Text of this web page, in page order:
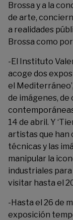
Brossa y a la
de arte,
a realidades
Brossa como
-El Instituto
acoge dos
el Mediterráneo
de imágenes, de
14 de abril. Y ‘
artistas que han
técnicas y las
manipular la
industriales
visitar hasta el
-Hasta el 26 de
exposición